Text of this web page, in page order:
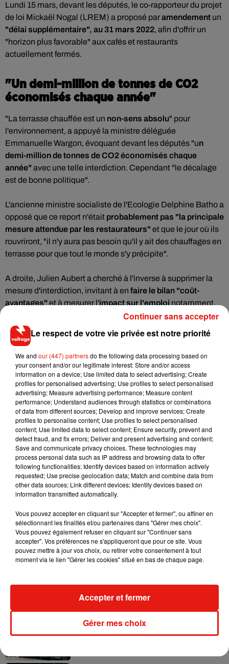
Lundi 15 mars, devant les députés, le co-rapporteur du projet
de loi Mickaël Nogal (LREM) a proposé paramendement un
"délai supplémentaire", au 31 mars 2022, afin d'offrir un
"horizon plus favorable" aux cafés et restaurants
actuellement fermés.
"Un demi-million de tonnes de CO2
économisés chaque année"
"La terrasse chauffée est un non-sens absolu" pour
l'environnement, a appuyé la ministre déléguée
Emmanuelle Wargon, évoquant devant les députés "un
demi-million de tonnes de CO2 économisés chaque
année"avec une telle interdiction. Cependant "le décalage
est de bonne politique".
L'ancienne ministre socialiste de l'Ecologie Delphine Batho a
opposé que ce report n'était probablement pas "la principale
mesure attendue par les restaurateurs"et que le jour où ils
rouvriront, "il n'y aura pas besoin qu'il y ait des chauffages en
terrasse pour que tout le monde s'y précipite".
A droite, Julien Aubert a cherché à l'inverse à supprimer la
mesure d'interdiction, invitant à en faire le bilan "coût-
avantages"et à mesurer l'impact sur l'emploi notamment.
Une interdiction maintenue, localement
Les municipalités peuvent déjàinterdireces terrasses
chaufféeslocalement.Rennesa été la première métropole
de France à les bannirdébut 2020.
Le projet de loi climat est attendu en première lecture dans
l'hémicycle de l'Assemblée fin mars.
(Avec AFP)
Musique
Il y a 10 ans, DJ Snake changeait de
dimension avec son premier...
3 août 2026
Fred again.. et Latin Mafia dévoilent enfin
Le respect de votre vie privée est notre priorité
We and our (447) partnersdo the following data processing based on
your consent and/or our legitimate interest: Store and/or access
information on a device; Use limited data to select advertising; Create
profiles for personalised advertising; Use profiles to select personalised
advertising; Measure advertising performance; Measure content
performance; Understand audiences through statistics or combinations
of data from different sources; Develop and improve services; Create
profiles to personalise content; Use profiles to select personalised
content; Use limited data to select content; Ensure security, prevent and
detect fraud, and fix errors; Deliver and present advertising and content;
Save and communicate privacy choices. These technologies may
process personal data such as IP address and browsing data to offer
following functionalities: Identify devices based on information actively
requested; Use precise geolocation data; Match and combine data from
other data sources; Link different devices; Identify devices based on
information transmitted automatically.
Vous pouvez accepter en cliquant sur "Accepter et fermer", ou affiner en
sélectionnant les finalités et/ou partenaires dans "Gérer mes choix".
Vous pouvez également refuser en cliquant sur "Continuer sans
accepter". Vos préférences ne s'appliqueront que pour ce site. Vous
pouvez mettre à jour vos choix, ou retirer votre consentement à tout
moment via le lien "Gérer les cookies" situé en bas de chaque page.
Gérer mes choix
Accepter et fermer
Continuer sans accepter